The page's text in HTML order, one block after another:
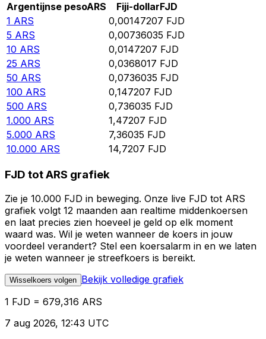
Argentijnse pesoARS Fiji-dollarFJD
1 ARS 0,00147207 FJD
5 ARS 0,00736035 FJD
10 ARS 0,0147207 FJD
25 ARS 0,0368017 FJD
50 ARS 0,0736035 FJD
100 ARS 0,147207 FJD
500 ARS 0,736035 FJD
1.000 ARS 1,47207 FJD
5.000 ARS 7,36035 FJD
10.000 ARS 14,7207 FJD
FJD tot ARS grafiek
Zie je 10.000 FJD in beweging. Onze live FJD tot ARS
grafiek volgt 12 maanden aan realtime middenkoersen
en laat precies zien hoeveel je geld op elk moment
waard was. Wil je weten wanneer de koers in jouw
voordeel verandert? Stel een koersalarm in en we laten
je weten wanneer je streefkoers is bereikt.
Wisselkoers volgen Bekijk volledige grafiek
1 FJD = 679,316 ARS
7 aug 2026, 12:43 UTC